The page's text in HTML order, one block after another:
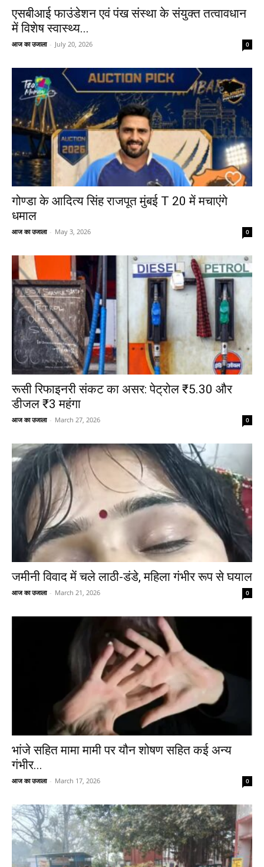
एसबीआई फाउंडेशन एवं पंख संस्था के संयुक्त तत्वावधान
में विशेष स्वास्थ्य...
आज का उजाला - July 20, 2026 0
गोण्डा के आदित्य सिंह राजपूत मुंबई T 20 में मचाएंगे
धमाल
आज का उजाला - May 3, 2026 0
रूसी रिफाइनरी संकट का असर: पेट्रोल ₹5.30 और
डीजल ₹3 महंगा
आज का उजाला - March 27, 2026 0
जमीनी विवाद में चले लाठी-डंडे, महिला गंभीर रूप से घयाल
आज का उजाला - March 21, 2026 0
भांजे सहित मामा मामी पर यौन शोषण सहित कई अन्य
गंभीर...
आज का उजाला - March 17, 2026 0